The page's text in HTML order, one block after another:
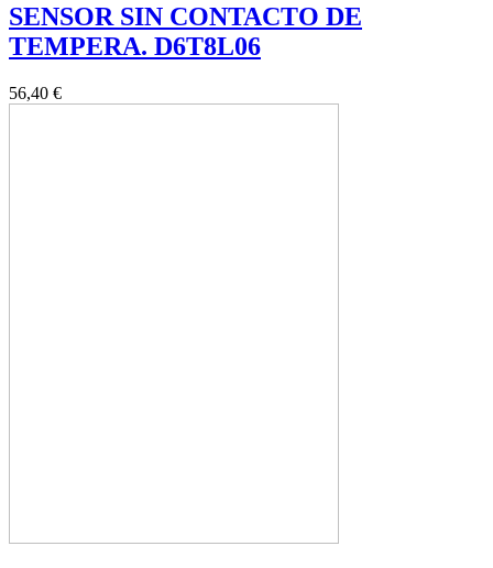
SENSOR SIN CONTACTO DE
TEMPERA. D6T8L06
56,40 €